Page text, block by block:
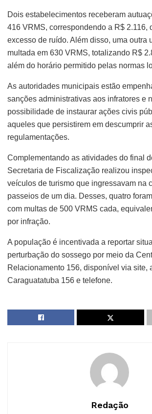
Dois estabelecimentos receberam
416 VRMS, correspondendo a R$ 2.116,
excesso de ruído. Além disso, uma outra
multada em 630 VRMS, totalizando R$
além do horário permitido pelas normas
As autoridades municipais estão
sanções administrativas aos infratores e
possibilidade de instaurar ações civis
aqueles que persistirem em descumprir
regulamentações.
Complementando as atividades do final
Secretaria de Fiscalização realizou
veículos de turismo que ingressavam na
passeios de um dia. Desses, quatro
com multas de 500 VRMS cada,
por infração.
A população é incentivada a reportar
perturbação do sossego por meio da
Relacionamento 156, disponível via site,
Caraguatatuba 156 e telefone.
Redação